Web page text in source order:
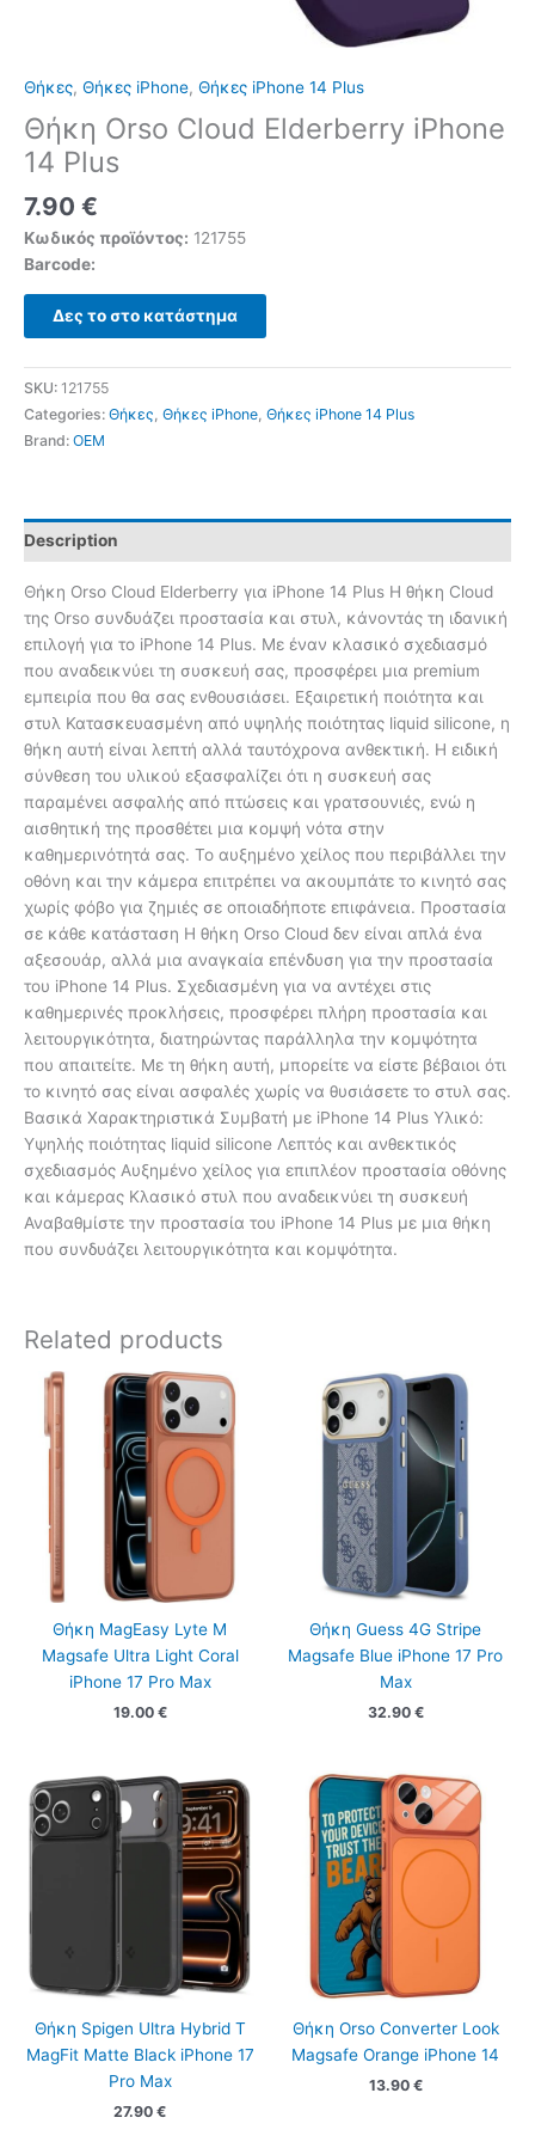
Θήκες, Θήκες iPhone, Θήκες iPhone 14 Plus
Θήκη Orso Cloud Elderberry iPhone
14 Plus
7.90 €
Κωδικός προϊόντος: 121755
Barcode:
Δες το στο κατάστημα
SKU: 121755
Categories: Θήκες Θήκες iPhone Θήκες iPhone 14 Plus
Brand: OEM
Description
Θήκη Orso Cloud Elderberry για iPhone 14 Plus Η θήκη Cloud
της Orso συνδυάζει προστασία και στυλ, κάνοντάς τη ιδανική
επιλογή για το iPhone 14 Plus. Με έναν κλασικό σχεδιασμό
που αναδεικνύει τη συσκευή σας, προσφέρει μια premium
εμπειρία που θα σας ενθουσιάσει. Εξαιρετική ποιότητα και
στυλ Κατασκευασμένη από υψηλής ποιότητας liquid silicone, η
θήκη αυτή είναι λεπτή αλλά ταυτόχρονα ανθεκτική. Η ειδική
σύνθεση του υλικού εξασφαλίζει ότι η συσκευή σας
παραμένει ασφαλής από πτώσεις και γρατσουνιές, ενώ η
αισθητική της προσθέτει μια κομψή νότα στην
καθημερινότητά σας. Το αυξημένο χείλος που περιβάλλει την
οθόνη και την κάμερα επιτρέπει να ακουμπάτε το κινητό σας
χωρίς φόβο για ζημιές σε οποιαδήποτε επιφάνεια. Προστασία
σε κάθε κατάσταση Η θήκη Orso Cloud δεν είναι απλά ένα
αξεσουάρ, αλλά μια αναγκαία επένδυση για την προστασία
του iPhone 14 Plus. Σχεδιασμένη για να αντέχει στις
καθημερινές προκλήσεις, προσφέρει πλήρη προστασία και
λειτουργικότητα, διατηρώντας παράλληλα την κομψότητα
που απαιτείτε. Με τη θήκη αυτή, μπορείτε να είστε βέβαιοι ότι
το κινητό σας είναι ασφαλές χωρίς να θυσιάσετε το στυλ σας.
Βασικά Χαρακτηριστικά Συμβατή με iPhone 14 Plus Υλικό:
Υψηλής ποιότητας liquid silicone Λεπτός και ανθεκτικός
σχεδιασμός Αυξημένο χείλος για επιπλέον προστασία οθόνης
και κάμερας Κλασικό στυλ που αναδεικνύει τη συσκευή
Αναβαθμίστε την προστασία του iPhone 14 Plus με μια θήκη
που συνδυάζει λειτουργικότητα και κομψότητα.
Related products
Θήκη MagEasy Lyte M
Magsafe Ultra Light Coral
iPhone 17 Pro Max
19.00 €
Θήκη Guess 4G Stripe
Magsafe Blue iPhone 17 Pro
Max
32.90 €
Θήκη Spigen Ultra Hybrid T
MagFit Matte Black iPhone 17
Pro Max
27.90 €
Θήκη Orso Converter Look
Magsafe Orange iPhone 14
13.90 €